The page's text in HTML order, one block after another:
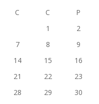
C C
P
1
2
7 8
9
14 15
16
21 22
23
28 29
30